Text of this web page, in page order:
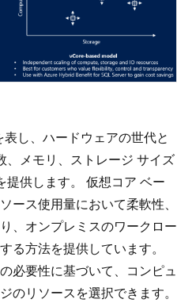
し、ハードウェアの世代と
、メモリ、ストレージ サイズ
提供します。 仮想コア ベー
ース使用量において柔軟性、
、オンプレミスのワークロー
る方法を提供しています。
必要性に基づいて、コンピュ
のリソースを選択できます。